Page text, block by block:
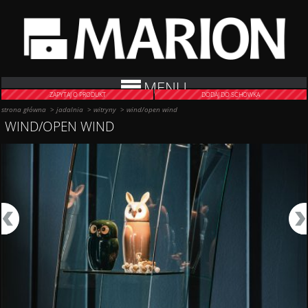
MENU
ZAPYTAJ O PRODUKT DODAJ DO SCHOWKA
strona główna >jadalnia >witryny >wind/open wind
WIND/OPEN WIND